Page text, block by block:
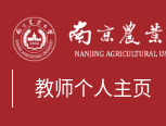
教师个人主页